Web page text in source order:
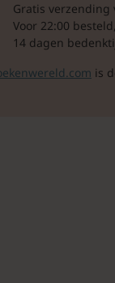
Gratis verzending
Voor 22:00
14 dagen
is